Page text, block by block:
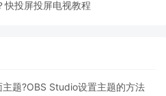
快投屏投屏电视教程
题?OBS Studio设置主题的方法